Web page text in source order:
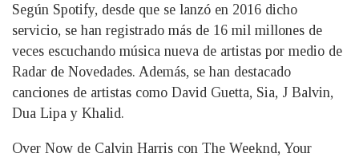
Según Spotify, desde que se lanzó en 2016 dicho
servicio, se han registrado más de 16 mil millones de
veces escuchando música nueva de artistas por medio de
Radar de Novedades. Además, se han destacado
canciones de artistas como David Guetta, Sia, J Balvin,
Dua Lipa y Khalid.
Over Now de Calvin Harris con The Weeknd, Your